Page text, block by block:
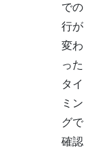
での
行が
変わ
った
タイ
ミン
グで
確認